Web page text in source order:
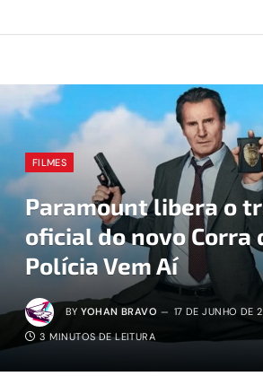
FILMES
Paramount libera o
oficial do novo Corra
Polícia Vem Aí
BY YOHAN BRAVO 17 DE JUNHO DE
3 MINUTOS DE LEITURA